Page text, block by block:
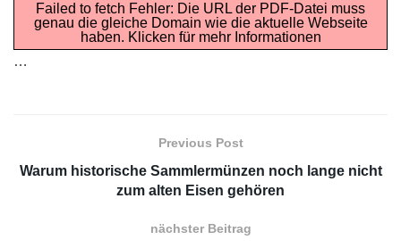
Failed to fetch Fehler: Die URL der PDF-Datei muss
genau die gleiche Domain wie die aktuelle Webseite
haben. Klicken für mehr Informationen
…
Previous Post
Warum historische Sammlermünzen noch lange nicht
zum alten Eisen gehören
nächster Beitrag